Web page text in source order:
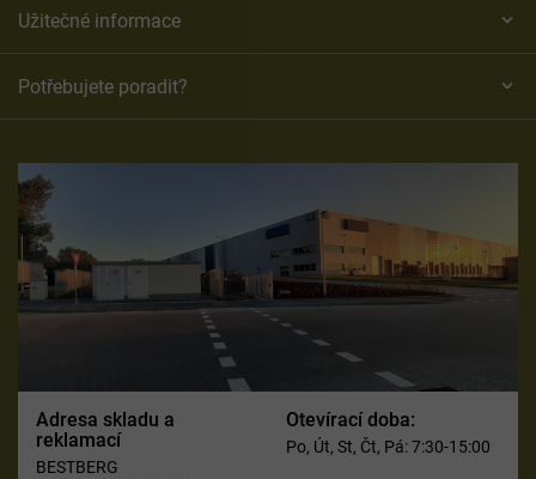
Užitečné informace
Potřebujete poradit?
Adresa skladu a
reklamací
BESTBERG
Otevírací doba:
Po, Út, St, Čt, Pá: 7:30-15:00